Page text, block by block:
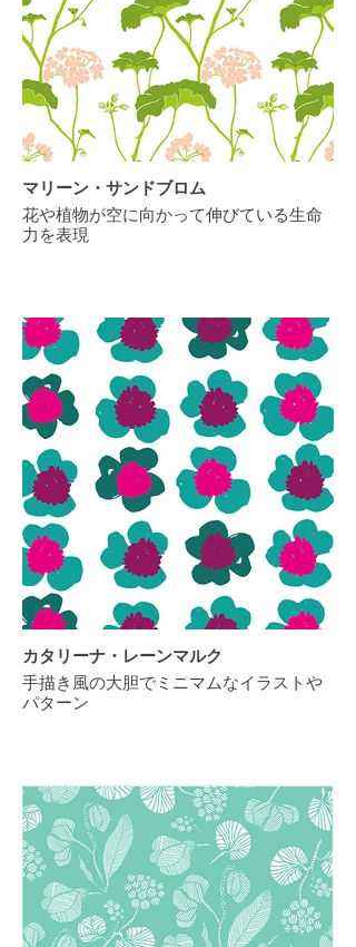
マリーン・サンドブロム
花や植物が空に向かって伸びている生命
力を表現
カタリーナ・レーンマルク
手描き風の大胆でミニマムなイラストや
パターン